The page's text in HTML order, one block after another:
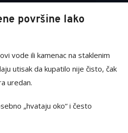
površine lako
vode ili kamenac na staklenim
utisak da kupatilo nije čisto, čak
uredan.
„hvataju oko“ i često